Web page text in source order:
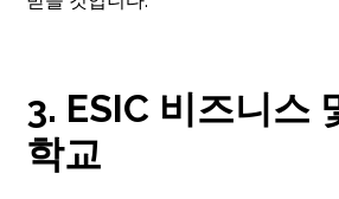
3. ESIC 비즈니스
학교